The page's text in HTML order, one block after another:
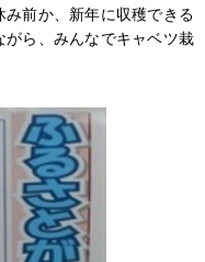
前か、新年に収穫できる
ら、みんなでキャベツ栽